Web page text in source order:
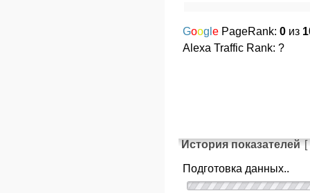
Googl e PageRank: 0 из
Alexa Traffic Rank: ?
История показателей [
Подготовка данных..